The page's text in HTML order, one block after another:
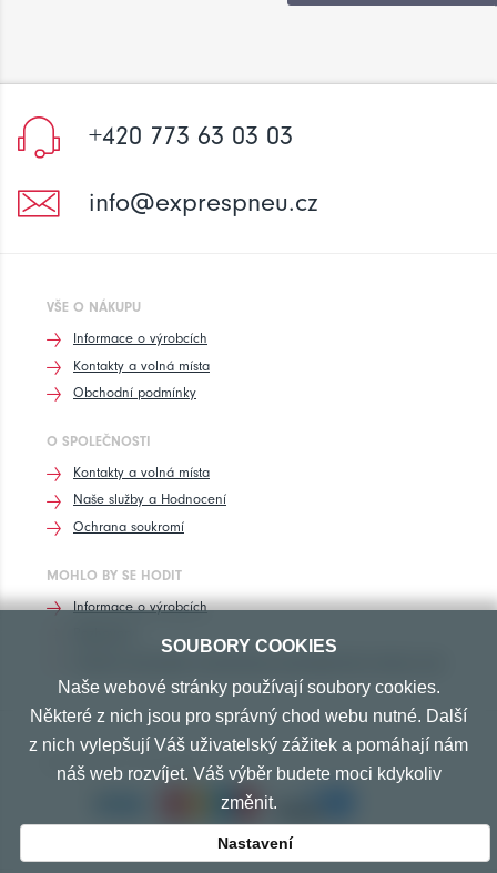
+420 773 63 03 03
info@exprespneu.cz
VŠE O NÁKUPU
Informace o výrobcích
Kontakty a volná místa
Obchodní podmínky
O SPOLEČNOSTI
Kontakty a volná místa
Naše služby a Hodnocení
Ochrana soukromí
MOHLO BY SE HODIT
Informace o výrobcích
PŘIJÍMÁME TYTO PLATBY
SOUBORY COOKIES
Naše webové stránky používají soubory cookies.
Některé z nich jsou pro správný chod webu nutné. Další
z nich vylepšují Váš uživatelský zážitek a pomáhají nám
náš web rozvíjet. Váš výběr budete moci kdykoliv
změnit.
Nastavení